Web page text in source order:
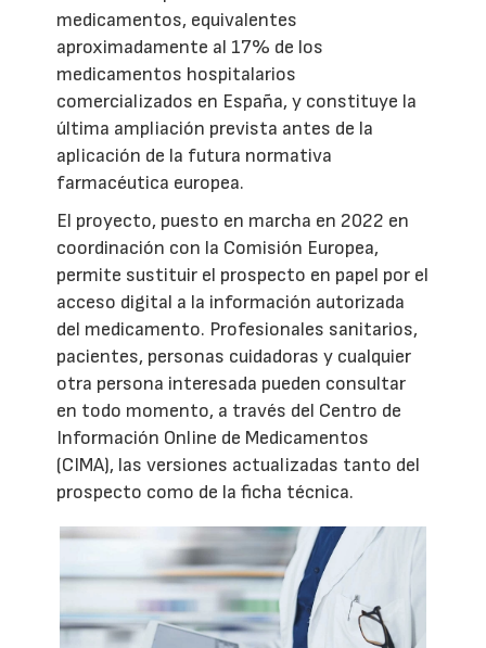
medicamentos, equivalentes
aproximadamente al 17% de los
medicamentos hospitalarios
comercializados en España, y constituye la
última ampliación prevista antes de la
aplicación de la futura normativa
farmacéutica europea.
El proyecto, puesto en marcha en 2022 en
coordinación con la Comisión Europea,
permite sustituir el prospecto en papel por el
acceso digital a la información autorizada
del medicamento. Profesionales sanitarios,
pacientes, personas cuidadoras y cualquier
otra persona interesada pueden consultar
en todo momento, a través del Centro de
Información Online de Medicamentos
(CIMA), las versiones actualizadas tanto del
prospecto como de la ficha técnica.